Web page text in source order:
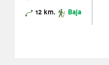
12 km. Baja